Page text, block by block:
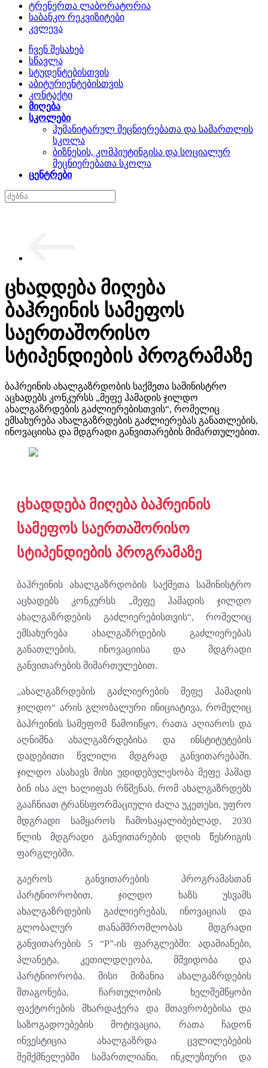
ტრენერთა ლაბორატორია
საბანკო რეკვიზიტები
კვლევა
ჩვენ შესახებ
სწავლა
სტუდენტებისთვის
აბიტურიენტებისთვის
კონტაქტი
მიღება
სკოლები
ჰუმანიტარულ მეცნიერებათა და სამართლის
სკოლა
ბიზნესის, კომპიუტინგისა და სოციალურ
მეცნიერებათა სკოლა
ცენტრები
ცხადდება მიღება
ბაჰრეინის სამეფოს
საერთაშორისო
სტიპენდიების პროგრამაზე
ბაჰრეინის ახალგაზრდობის საქმეთა სამინისტრო
აცხადებს კონკურსს „მეფე ჰამადის ჯილდო
ახალგაზრდების გაძლიერებისთვის“, რომელიც
ემსახურება ახალგაზრდების გაძლიერებას განათლების,
ინოვაციისა და მდგრადი განვითარების მიმართულებით.
ცხადდება მიღება ბაჰრეინის
სამეფოს საერთაშორისო
სტიპენდიების პროგრამაზე
ბაჰრეინის ახალგაზრდობის საქმეთა სამინისტრო
აცხადებს კონკურსს „მეფე ჰამადის ჯილდო
ახალგაზრდების გაძლიერებისთვის“, რომელიც
ემსახურება ახალგაზრდების გაძლიერებას
განათლების, ინოვაციისა და მდგრადი
განვითარების მიმართულებით.
„ახალგაზრდების გაძლიერების მეფე ჰამადის
ჯილდო“ არის გლობალური ინიციატივა, რომელიც
ბაჰრეინის სამეფომ წამოიწყო, რათა აღიაროს და
აღნიშნა ახალგაზრდებისა და ინსტიტუტების
დადებითი წვლილი მდგრად განვითარებაში.
ჯილდო ასახავს მისი უდიდებულესობა მეფე ჰამად
ბინ ისა ალ ხალიფას რწმენას, რომ ახალგაზრდებს
გააჩნიათ ტრანსფორმაციული ძალა უკეთესი, უფრო
მდგრადი სამყაროს ჩამოსაყალიბებლად, 2030
წლის მდგრადი განვითარების დღის წესრიგის
ფარგლებში.
გაეროს განვითარების პროგრამასთან
პარტნიორობით, ჯილდო ხაზს უსვამს
ახალგაზრდების გაძლიერებას, ინოვაციას და
გლობალურ თანამშრომლობას მდგრადი
განვითარების 5 “P”-ის ფარგლებში: ადამიანები,
პლანეტა, კეთილდღეობა, მშვიდობა და
პარტნიორობა. მისი მიზანია ახალგაზრდების
შთაგონება, ჩართულობის ხელშემწყობი
ფაქტორების მხარდაჭერა და მთავრობებისა და
საზოგადოებების მოტივაცია, რათა ჩადონ
ინვესტიცია ახალგაზრდა ცვლილებების
შემქმნელებში სამართლიანი, ინკლუზიური და